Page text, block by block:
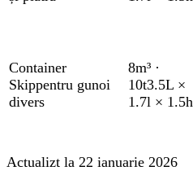
Container
Skippentru gunoi
divers
8m³ ·
10t3.5L ×
1.7l × 1.5h
Actualizt la 22 ianuarie 2026